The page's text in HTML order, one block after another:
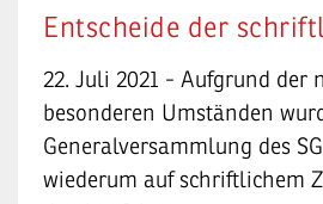
Entscheide der
22. Juli 2021 - Aufgrund der
besonderen Umständen
Generalversammlung des
wiederum auf schriftlichem